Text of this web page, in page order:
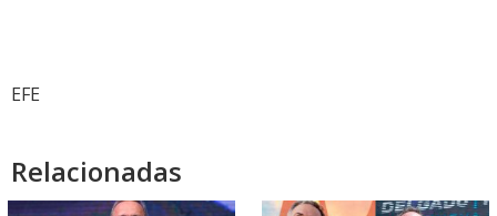
EFE
Relacionadas